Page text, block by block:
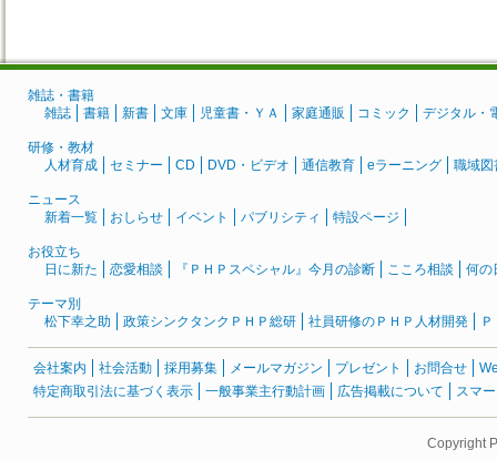
雑誌・書籍
雑誌
書籍 新書 文庫 児童書・ＹＡ 家庭通販 コミック デジタル・
研修・教材
人材育成
セミナー CD DVD・ビデオ 通信教育 eラーニング 職域図
ニュース
新着一覧
おしらせ イベント パブリシティ 特設ページ
お役立ち
日に新た
恋愛相談 『ＰＨＰスペシャル』今月の診断 こころ相談 何の
テーマ別
松下幸之助
政策シンクタンクＰＨＰ総研 社員研修のＰＨＰ人材開発
会社案内 社会活動 採用募集 メールマガジン プレゼント お問合せ
特定商取引法に基づく表示
一般事業主行動計画 広告掲載について スマ
Copyright